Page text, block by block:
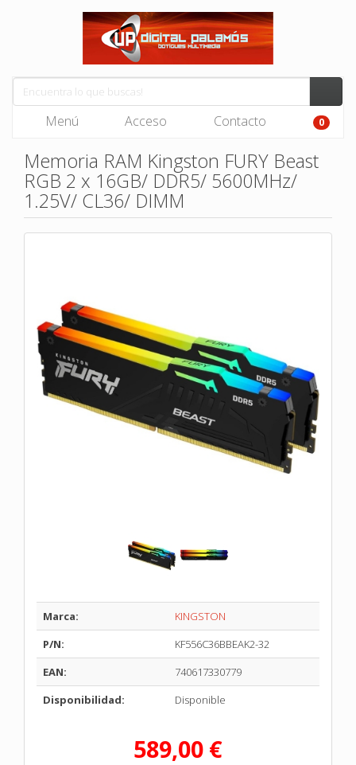
Menú Acceso Contacto 0
Memoria RAM Kingston FURY Beast
RGB 2 x 16GB/ DDR5/ 5600MHz/
1.25V/ CL36/ DIMM
Marca:
KINGSTON
P/N:
KF556C36BBEAK2-32
EAN:
740617330779
Disponibilidad:
Disponible
589,00 €